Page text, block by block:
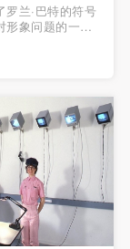
罗兰·巴特的符号
形象问题的一系
语言学作为研
方式，其结果
象貌似触及了纯
实只是语言参与
当遭遇无意义的
性形象之时，符
号学就变 …